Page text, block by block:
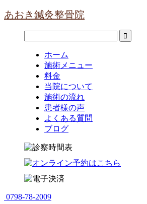
あおき鍼灸整骨院
ホーム
施術メニュー
料金
当院について
施術の流れ
患者様の声
よくある質問
ブログ
0798-78-2009